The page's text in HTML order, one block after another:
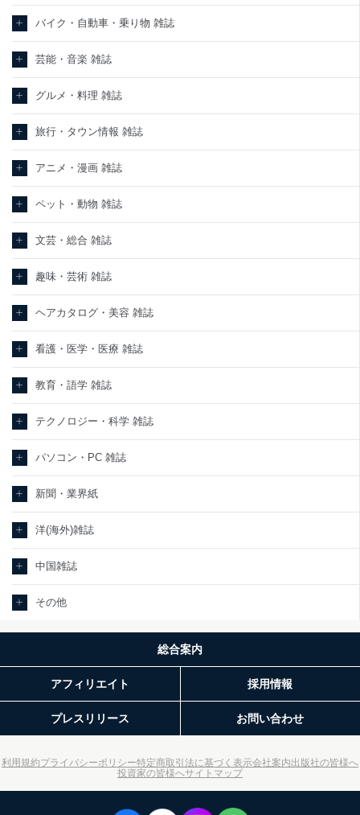
バイク・自動車・乗り物 雑誌
芸能・音楽 雑誌
グルメ・料理 雑誌
旅行・タウン情報 雑誌
アニメ・漫画 雑誌
ペット・動物 雑誌
文芸・総合 雑誌
趣味・芸術 雑誌
ヘアカタログ・美容 雑誌
看護・医学・医療 雑誌
教育・語学 雑誌
テクノロジー・科学 雑誌
パソコン・PC 雑誌
新聞・業界紙
洋(海外)雑誌
中国雑誌
その他
総合案内
アフィリエイト 採用情報
プレスリリース お問い合わせ
利用規約プライバシーポリシー特定商取引法に基づく表示会社案内出版社の皆様へ
投資家の皆様へサイトマップ